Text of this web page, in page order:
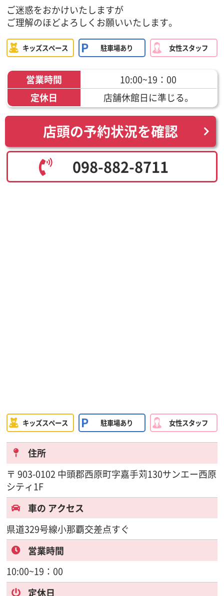
ご迷惑をおかけいたしますが
ご理解のほどよろしくお願いいたします。
キッズスペース 駐車場あり 女性スタッフ
営業時間
10:00~19：00
定休日
店舗休館日に準じる。
店頭の予約状況を確認
098-882-8711
キッズスペース 駐車場あり 女性スタッフ
住所
〒 903-0102 中頭郡西原町字嘉手苅130サンエー西原
シティ1F
車の アクセス
県道329号線小那覇交差点すぐ
営業時間
10:00~19：00
定休日